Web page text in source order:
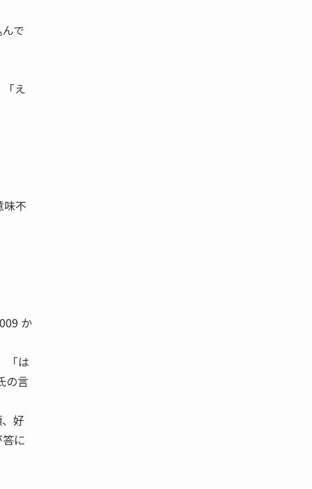
で
え
味不
か
「は
の言
好
に